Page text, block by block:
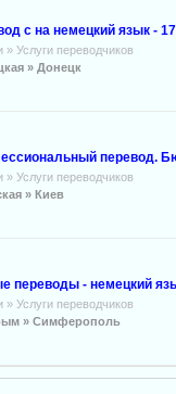
с на немецкий язык -
» Услуги переводчиков
» Донецк
перевод.
» Услуги переводчиков
» Киев
переводы - немецкий
» Услуги переводчиков
» Симферополь